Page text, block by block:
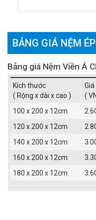
BẢNG GIÁ NỆM
Bảng giá Nệm Viền Á
Kích thước
( Rộng x dài x cao )
(
100 x 200 x 12cm
120 x 200 x 12cm
140 x 200 x 12cm
160 x 200 x 12cm
180 x 200 x 12cm